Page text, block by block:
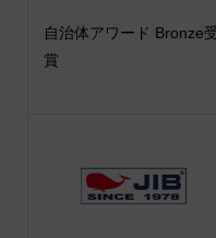
自治体アワード Bronze
賞